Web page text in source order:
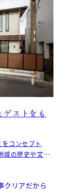
ストをも
コンセプト